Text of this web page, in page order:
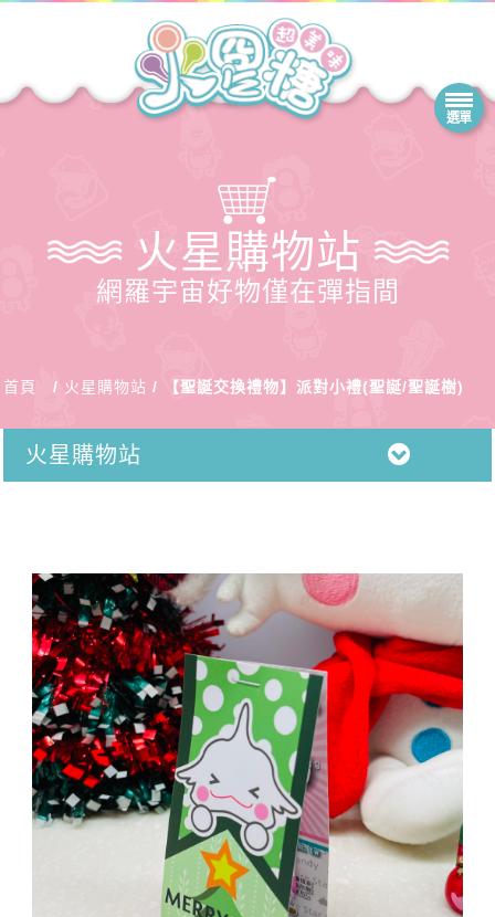
火星購物站
網羅宇宙好物僅在彈指間
首頁 火星購物站 【聖誕交換禮物】派對小禮(聖誕/聖誕樹)
火星購物站